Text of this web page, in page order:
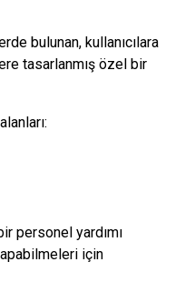
bulunan, kullanıcılara
tasarlanmış özel bir
personel yardımı
için